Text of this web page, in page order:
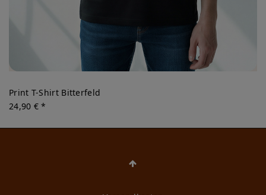
Print T-Shirt Bitterfeld
24,90 € *